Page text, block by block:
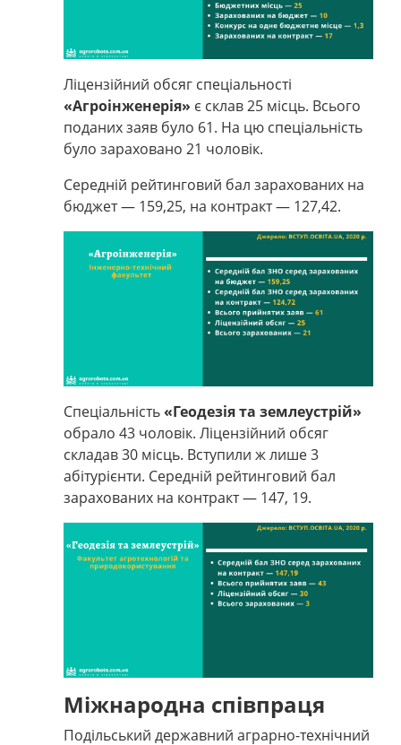
Ліцензійний обсяг спеціальності
«Агроінженерія» є склав 25 місць. Всього
поданих заяв було 61. На цю спеціальність
було зараховано 21 чоловік.
Середній рейтинговий бал зарахованих на
бюджет — 159,25, на контракт — 127,42.
Спеціальність«Геодезія та землеустрій»
обрало 43 чоловік. Ліцензійний обсяг
складав 30 місць. Вступили ж лише 3
абітурієнти. Середній рейтинговий бал
зарахованих на контракт — 147, 19.
Міжнародна співпраця
Подільський державний аграрно-технічний